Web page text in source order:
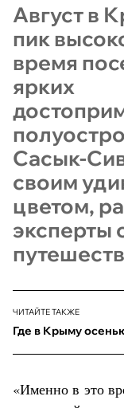
Август в
пик
время
ярких
Сасык-
своим
цветом,
эксперты
ЧИТАЙТЕ ТАКЖЕ
Где в Крыму
«Именно в это